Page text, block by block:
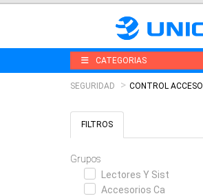
CATEGORIAS
SEGURIDAD CONTROL ACCESO
FILTROS
Grupos
Lectores Y Sist
Accesorios Ca